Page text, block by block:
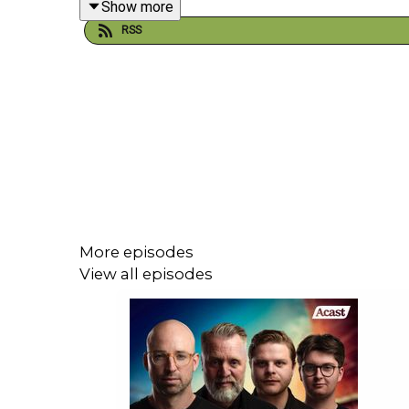
Han figurerar i dag både i Expressens podd om
Vi bränner av en faktaruta på nästan 40 minuter
Vilka lag har han varit riktigt nära att ta över? Har
Därefter kör vi ett rejält fokus på Allsvenskan
Show more
RSS
More episodes
View all episodes